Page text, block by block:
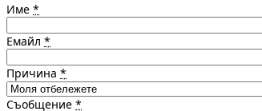
Име *
Емайл *
Причина *
Съобщение *